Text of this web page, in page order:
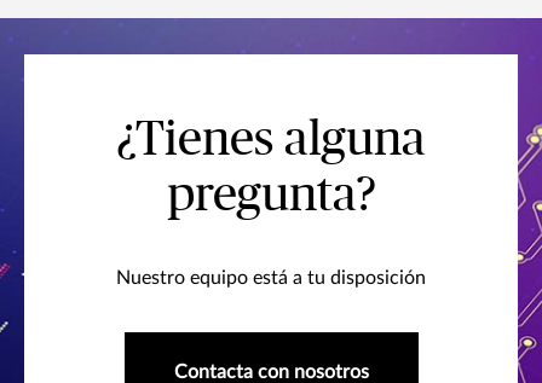
¿Tienes alguna
pregunta?
Nuestro equipo está a tu disposición
Contacta con nosotros